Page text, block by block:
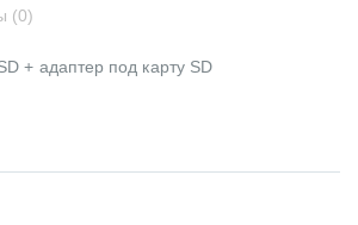
(0)
+ адаптер под карту SD